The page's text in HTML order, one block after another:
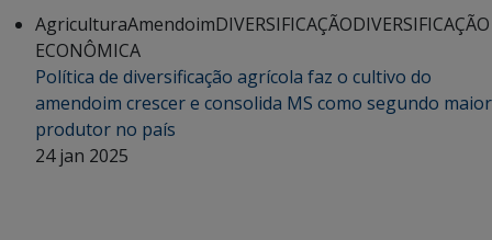
AgriculturaAmendoimDIVERSIFICAÇÃODIVERSIFICAÇÃO
ECONÔMICA
Política de diversificação agrícola faz o cultivo do
amendoim crescer e consolida MS como segundo maior
produtor no país
24 jan 2025